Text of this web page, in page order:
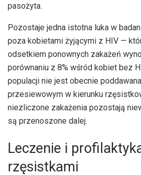
pasożyta.
Pozostaje jedna istotna luka w
poza kobietami żyjącymi z HIV —
odsetkiem ponownych zakażeń
porównaniu z 8% wśród kobiet bez
populacji nie jest obecnie
przesiewowym w kierunku
niezliczone zakażenia pozostają
są przenoszone dalej.
Leczenie i
rzęsistkami